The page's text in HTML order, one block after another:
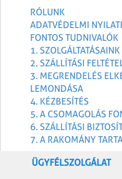
RÓLUNK
ADATVÉDELMI
FONTOS TUDNIVALÓK
1. SZOLGÁLTATÁSAINK
2. SZÁLLÍTÁSI
3. MEGRENDELÉS
LEMONDÁSA
4. KÉZBESÍTÉS
5. A CSOMAGOLÁS
6. SZÁLLÍTÁSI
7. A RAKOMÁNY
ÜGYFÉLSZOLGÁLAT